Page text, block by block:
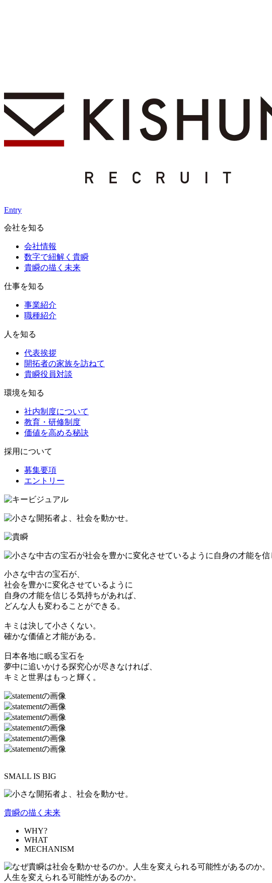
Entry
会社を知る
会社情報
数字で紐解く貴瞬
貴瞬の描く未来
仕事を知る
事業紹介
職種紹介
人を知る
代表挨拶
開拓者の家族を訪ねて
貴瞬役員対談
環境を知る
社内制度について
教育・研修制度
価値を高める秘訣
採用について
募集要項
エントリー
小さな中古の宝石が、
社会を豊かに変化させているように
自身の才能を信じる気持ちがあれば、
どんな人も変わることができる。
キミは決して小さくない。
確かな価値と才能がある。
日本各地に眠る宝石を
夢中に追いかける探究心が尽きなければ、
キミと世界はもっと輝く。
SMALL IS BIG
貴瞬の描く未来
WHY?
WHAT
MECHANISM
人生を変えられる可能性があるのか。